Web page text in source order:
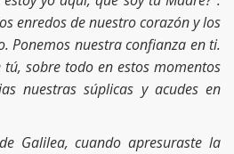
enredos de nuestro corazón y los
Ponemos nuestra confianza en ti.
tú, sobre todo en estos momentos
nuestras súplicas y acudes en
Galilea, cuando apresuraste la